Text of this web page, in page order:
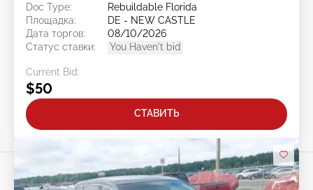
Doc Type:
Rebuildable Florida
Площадка:
DE - NEW CASTLE
Дата торгов:
08/10/2026
Статус ставки:
You Haven't bid
Current Bid:
$50
СТАВИТЬ